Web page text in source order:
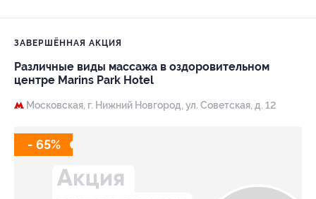
ЗАВЕРШЁННАЯ АКЦИЯ
Различные виды массажа в оздоровительном
центре Marins Park Hotel
Московская, г. Нижний Новгород, ул. Советская, д. 12
- 65%